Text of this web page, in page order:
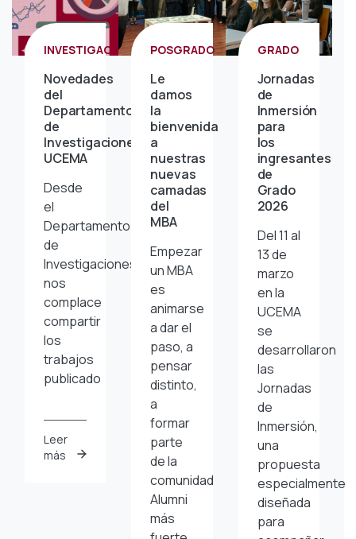
INVESTIGACIÓN
Novedades
del
Departamento
de
Investigaciones
UCEMA
Desde
el
Departamento
de
Investigaciones
nos
complace
compartir
los
trabajos
publicado
Leer
más
POSGRADO
Le
damos
la
bienvenida
a
nuestras
nuevas
camadas
del
MBA
Empezar
un MBA
es
animarse
a dar el
paso, a
pensar
distinto,
a
formar
parte
de la
comunidad
Alumni
más
GRADO
Jornadas
de
Inmersión
para
los
ingresantes
de
Grado
2026
Del 11 al
13 de
marzo
en la
UCEMA
se
desarrollaron
las
Jornadas
de
Inmersión,
una
propuesta
especialmente
diseñada
para